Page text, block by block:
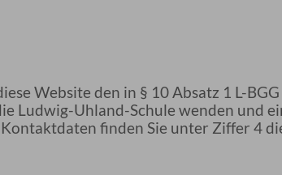
Website den in § 10 Absatz 1 L-
Ludwig-Uhland-Schule wenden und
finden Sie unter Ziffer 4